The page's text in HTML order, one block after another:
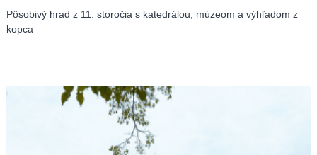
Pôsobivý hrad z 11. storočia s katedrálou, múzeom a výhľadom z
kopca